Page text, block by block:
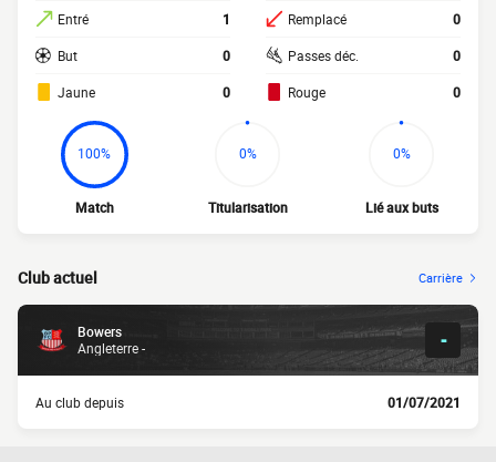
Entré 1
But 0
Jaune 0
Remplacé 0
Passes déc. 0
Rouge 0
100%
Match
0%
Titularisation
0%
Lié aux buts
Club actuel Carrière
Bowers
Angleterre -
-
Au club depuis 01/07/2021